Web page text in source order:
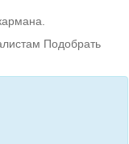
Подобрать